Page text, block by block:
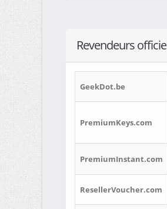
Revendeurs
GeekDot.be
PremiumKeys.com
PremiumInstant.com
ResellerVoucher.com